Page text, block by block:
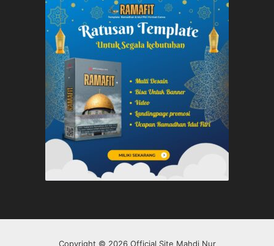
Copyright © 2026 Official Site Mahdi Nur